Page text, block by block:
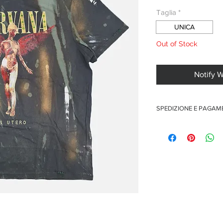
Taglia *
UNICA
Out of Stock
Notify
SPEDIZIONE E
Pagamenti sicuri con